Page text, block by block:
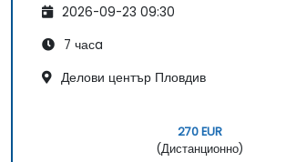
2026-09-23 09:30
7 часa
Делови център Пловдив
270 EUR
(Дистанционно)